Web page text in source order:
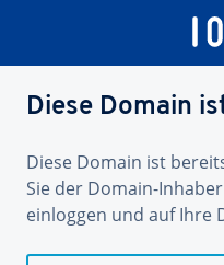
Diese Domain
Diese Domain ist
Sie der Domain-
einloggen und auf Ihre